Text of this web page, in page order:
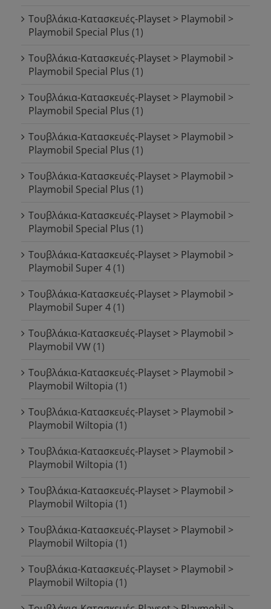
Τουβλάκια-Κατασκευές-Playset > Playmobil >
Playmobil Special Plus (1)
Τουβλάκια-Κατασκευές-Playset > Playmobil >
Playmobil Special Plus (1)
Τουβλάκια-Κατασκευές-Playset > Playmobil >
Playmobil Special Plus (1)
Τουβλάκια-Κατασκευές-Playset > Playmobil >
Playmobil Special Plus (1)
Τουβλάκια-Κατασκευές-Playset > Playmobil >
Playmobil Special Plus (1)
Τουβλάκια-Κατασκευές-Playset > Playmobil >
Playmobil Special Plus (1)
Τουβλάκια-Κατασκευές-Playset > Playmobil >
Playmobil Super 4(1)
Τουβλάκια-Κατασκευές-Playset > Playmobil >
Playmobil Super 4(1)
Τουβλάκια-Κατασκευές-Playset > Playmobil >
Playmobil VW(1)
Τουβλάκια-Κατασκευές-Playset > Playmobil >
Playmobil Wiltopia (1)
Τουβλάκια-Κατασκευές-Playset > Playmobil >
Playmobil Wiltopia (1)
Τουβλάκια-Κατασκευές-Playset > Playmobil >
Playmobil Wiltopia (1)
Τουβλάκια-Κατασκευές-Playset > Playmobil >
Playmobil Wiltopia (1)
Τουβλάκια-Κατασκευές-Playset > Playmobil >
Playmobil Wiltopia (1)
Τουβλάκια-Κατασκευές-Playset > Playmobil >
Playmobil Wiltopia (1)